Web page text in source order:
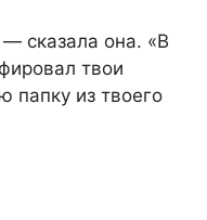
сказала она. «В
твои
папку из твоего